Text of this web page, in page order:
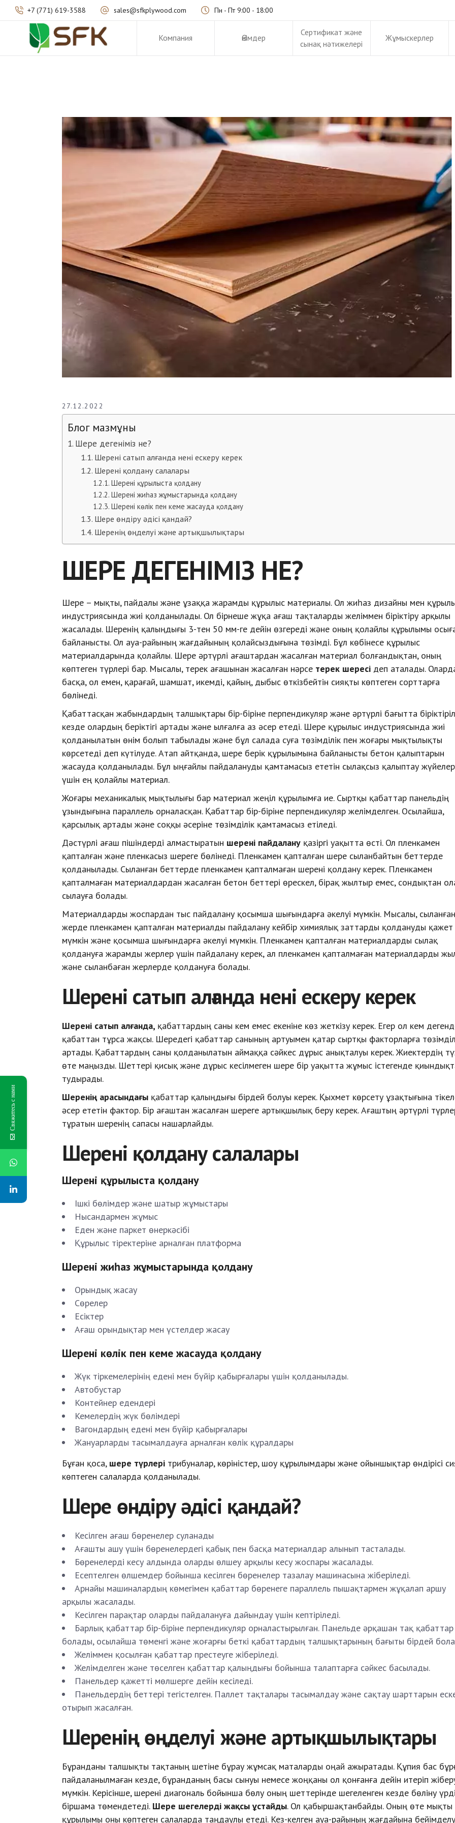
+7 (771) 619-3588 sales@sfkplywood.com Пн - Пт 9:00 - 18:00
Компания Өнімдер
Сертификат және
сынақ нәтижелері
Жұмыскерлер
27.12.2022
Блог мазмұны
Шере дегеніміз не?
Шерені сатып алғанда нені ескеру керек
Шерені қолдану салалары
Шерені құрылыста қолдану
Шерені жиһаз жұмыстарында қолдану
Шерені көлік пен кеме жасауда қолдану
Шере өндіру әдісі қандай?
Шеренің өңделуі және артықшылықтары
ШЕРЕ ДЕГЕНІМІЗ НЕ?
Шере – мықты, пайдалы және ұзаққа жарамды құрылыс материалы. Ол жиһаз дизайны мен
индустриясында жиі қолданылады. Ол бірнеше жұқа ағаш тақталарды желіммен біріктіру арқылы
жасалады. Шеренің қалыңдығы 3-тен 50 мм-ге дейін өзгереді және оның қолайлы құрылымы
байланысты. Ол ауа-райының жағдайының қолайсыздығына төзімді. Бұл көбінесе құрылыс
материалдарында қолайлы. Шере әртүрлі ағаштардан жасалған материал болғандықтан, оның
көптеген түрлері бар. Мысалы, терек ағашынан жасалған нәрсе терек шересі деп аталады.
басқа, ол емен, қарағай, шамшат, икемді, қайың, дыбыс өткізбейтін сияқты көптеген сорттарға
бөлінеді.
Қабаттасқан жабындардың талшықтары бір-біріне перпендикуляр және әртүрлі бағытта
кезде олардың беріктігі артады және ылғалға аз әсер етеді. Шере құрылыс индустриясында жиі
қолданылатын өнім болып табылады және бұл салада суға төзімділік пен жоғары мықтылықты
көрсетеді деп күтілуде. Атап айтқанда, шере берік құрылымына байланысты бетон қалыптарын
жасауда қолданылады. Бұл ыңғайлы пайдалануды қамтамасыз ететін сылақсыз қалыптау
үшін ең қолайлы материал.
Жоғары механикалық мықтылығы бар материал жеңіл құрылымға ие. Сыртқы қабаттар панельдің
ұзындығына параллель орналасқан. Қабаттар бір-біріне перпендикуляр желімделген. Осылайша,
қарсылық артады және соққы әсеріне төзімділік қамтамасыз етіледі.
Дәстүрлі ағаш пішіндерді алмастыратын шерені пайдалану қазіргі уақытта өсті. Ол пленкамен
қапталған және пленкасыз шереге бөлінеді. Пленкамен қапталған шере сыланбайтын беттерде
қолданылады. Сыланған беттерде пленкамен қапталмаған шерені қолдану керек. Пленкамен
қапталмаған материалдардан жасалған бетон беттері өрескел, бірақ жылтыр емес, сондықтан
сылауға болады.
Материалдарды жоспардан тыс пайдалану қосымша шығындарға әкелуі мүмкін. Мысалы, сыланған
жерде пленкамен қапталған материалды пайдалану кейбір химиялық заттарды қолдануды қажет
мүмкін және қосымша шығындарға әкелуі мүмкін. Пленкамен қапталған материалдарды сылақ
қолдануға жарамды жерлер үшін пайдалану керек, ал пленкамен қапталмаған материалдарды
және сыланбаған жерлерде қолдануға болады.
Шерені сатып алғанда нені ескеру керек
Шерені сатып алғанда, қабаттардың саны кем емес екеніне көз жеткізу керек. Егер ол кем
қабаттан тұрса жақсы. Шередегі қабаттар санының артуымен қатар сыртқы факторларға
артады. Қабаттардың саны қолданылатын аймаққа сәйкес дұрыс анықталуы керек. Жиектердің
өте маңызды. Шеттері қисық және дұрыс кесілмеген шере бір уақытта жұмыс істегенде
тудырады.
Шеренің арасындағы қабаттар қалыңдығы бірдей болуы керек. Қыхмет көрсету ұзақтығына
әсер ететін фактор. Бір ағаштан жасалған шереге артықшылық беру керек. Ағаштың әртүрлі
тұратын шеренің сапасы нашарлайды.
Шерені қолдану салалары
Шерені құрылыста қолдану
Ішкі бөлімдер және шатыр жұмыстары
Нысандармен жұмыс
Еден және паркет өнеркәсібі
Құрылыс тіректеріне арналған платформа
Шерені жиһаз жұмыстарында қолдану
Орындық жасау
Сөрелер
Есіктер
Ағаш орындықтар мен үстелдер жасау
Шерені көлік пен кеме жасауда қолдану
Жүк тіркемелерінің едені мен бүйір қабырғалары үшін қолданылады.
Автобустар
Контейнер едендері
Кемелердің жүк бөлімдері
Вагондардың едені мен бүйір қабырғалары
Жануарларды тасымалдауға арналған көлік құралдары
Бұған қоса, шере түрлері трибуналар, көріністер, шоу құрылымдары және ойыншықтар өндірісі
көптеген салаларда қолданылады.
Шере өндіру әдісі қандай?
Кесілген ағаш бөренелер суланады
Ағашты ашу үшін бөренелердегі қабық пен басқа материалдар алынып тасталады.
Бөренелерді кесу алдында оларды өлшеу арқылы кесу жоспары жасалады.
Есептелген өлшемдер бойынша кесілген бөренелер тазалау машинасына жіберіледі.
Арнайы машиналардың көмегімен қабаттар бөренеге параллель пышақтармен жұқалап аршу
арқылы жасалады.
Кесілген парақтар оларды пайдалануға дайындау үшін кептіріледі.
Барлық қабаттар бір-біріне перпендикуляр орналастырылған. Панельде әрқашан тақ қабаттар
болады, осылайша төменгі және жоғарғы беткі қабаттардың талшықтарының бағыты бірдей
Желіммен қосылған қабаттар престеуге жіберіледі.
Желімделген және төселген қабаттар қалыңдығы бойынша талаптарға сәйкес басылады.
Панельдер қажетті мөлшерге дейін кесіледі.
Панельдердің беттері тегістелген. Паллет тақталары тасымалдау және сақтау шарттарын
отырып жасалған.
Шеренің өңделуі және артықшылықтары
Бұранданы талшықты тақтаның шетіне бұрау жұмсақ маталарды оңай ажыратады. Құпия бас
пайдаланылмаған кезде, бұранданың басы сынуы немесе жоңқаны ол қонғанға дейін итеріп
мүмкін. Керісінше, шерені диагональ бойынша бөлу оның шеттерінде шегеленген кезде бөліну
біршама төмендетеді. Шере шегелерді жақсы ұстайды. Ол қабыршақтанбайды. Оның өте мықты
құрылымы оны көптеген салаларда таңдаулы етеді. Кез-келген ауа-райының жағдайына бейімделу
Свяжитесь с нами